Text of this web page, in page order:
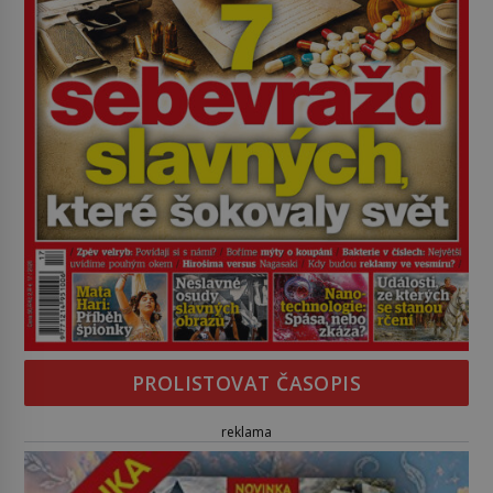
PROLISTOVAT ČASOPIS
reklama